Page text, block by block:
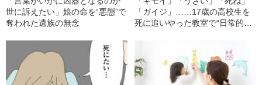
世に訴えたい」娘の命を“悪態”で
奪われた遺族の無念
「ガイジ」……17歳の高校生を
死に追いやった教室で“日常的に